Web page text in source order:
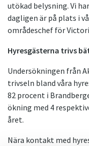
utökad belysning. Vi
dagligen är på plats i
områdeschef för
Hyresgästerna trivs
Undersökningen från
trivseln bland våra
82 procent i
ökning med 4
året.
Nära kontakt med